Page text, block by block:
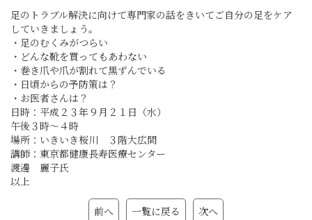
足のトラブル解決に向けて専門家の話をきいてご自分の足をケア
していきましょう。
・足のむくみがつらい
・どんな靴を買ってもあわない
・巻き爪や爪が割れて黒ずんでいる
・日頃からの予防策は？
・お医者さんは？
日時：平成２３年９月２１日（水）
午後３時～４時
場所：いきいき桜川 ３階大広間
講師：東京都健康長寿医療センター
渡邊 麗子氏
以上
前へ 一覧に戻る 次へ